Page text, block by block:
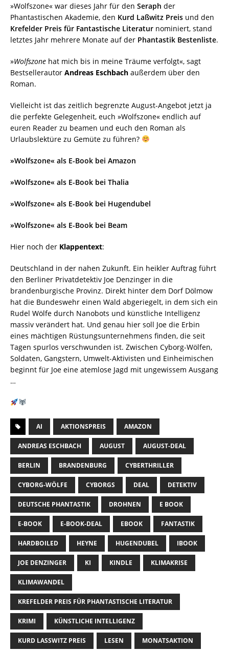
»Wolfszone« war dieses Jahr für den Seraph der
Phantastischen Akademie, den Kurd Laßwitz Preis und den
Krefelder Preis für Fantastische Literatur nominiert, stand
letztes Jahr mehrere Monate auf der Phantastik Bestenliste.
»Wolfszone hat mich bis in meine Träume verfolgt«, sagt
Bestsellerautor Andreas Eschbach außerdem über den
Roman.
Vielleicht ist das zeitlich begrenzte August-Angebot jetzt ja
die perfekte Gelegenheit, euch »Wolfszone« endlich auf
euren Reader zu beamen und euch den Roman als
Urlaubslektüre zu Gemüte zu führen?
»Wolfszone« als E-Book bei Amazon
»Wolfszone« als E-Book bei Thalia
»Wolfszone« als E-Book bei Hugendubel
»Wolfszone« als E-Book bei Beam
Hier noch der Klappentext:
Deutschland in der nahen Zukunft. Ein heikler Auftrag führt
den Berliner Privatdetektiv Joe Denzinger in die
brandenburgische Provinz. Direkt hinter dem Dorf Dölmow
hat die Bundeswehr einen Wald abgeriegelt, in dem sich ein
Rudel Wölfe durch Nanobots und künstliche Intelligenz
massiv verändert hat. Und genau hier soll Joe die Erbin
eines mächtigen Rüstungsunternehmens finden, die seit
Tagen spurlos verschwunden ist. Zwischen Cyborg-Wölfen,
Soldaten, Gangstern, Umwelt-Aktivisten und Einheimischen
beginnt für Joe eine atemlose Jagd mit ungewissem Ausgang
…
AI AKTIONSPREIS AMAZON
ANDREAS ESCHBACH AUGUST AUGUST-DEAL
BERLIN BRANDENBURG CYBERTHRILLER
CYBORG-WÖLFE CYBORGS DEAL DETEKTIV
DEUTSCHE PHANTASTIK DROHNEN E BOOK
E-BOOK E-BOOK-DEAL EBOOK FANTASTIK
HARDBOILED HEYNE HUGENDUBEL IBOOK
JOE DENZINGER KI KINDLE KLIMAKRISE
KLIMAWANDEL
KREFELDER PREIS FÜR PHANTASTISCHE LITERATUR
KRIMI KÜNSTLICHE INTELLIGENZ
KURD LASSWITZ PREIS LESEN MONATSAKTION